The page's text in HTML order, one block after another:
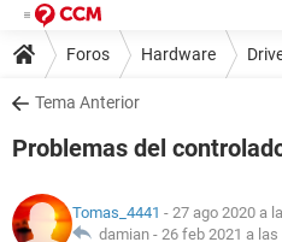
Foros Hardware
Tema Anterior
Problemas del
Tomas_4441 - 27 ago 2020 a
damian - 26 feb 2021 a las